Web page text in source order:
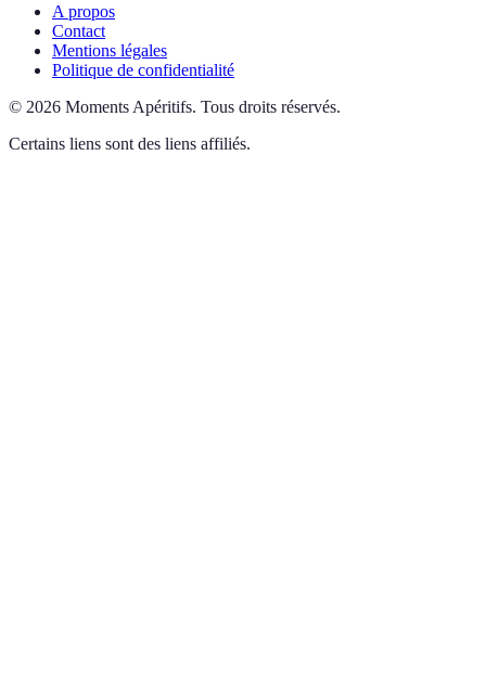
A propos
Contact
Mentions légales
Politique de confidentialité
© 2026 Moments Apéritifs. Tous droits réservés.
Certains liens sont des liens affiliés.